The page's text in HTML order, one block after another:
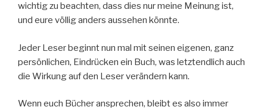
wichtig zu beachten, dass dies nur meine Meinung ist,
und eure völlig anders aussehen könnte.
Jeder Leser beginnt nun mal mit seinen eigenen, ganz
persönlichen, Eindrücken ein Buch, was letztendlich auch
die Wirkung auf den Leser verändern kann.
Wenn euch Bücher ansprechen, bleibt es also immer